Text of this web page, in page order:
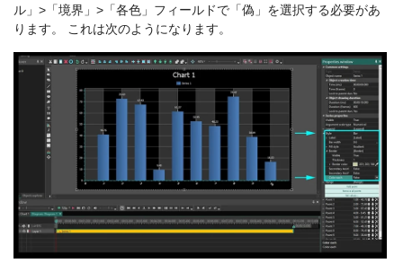
ル」>「境界」>「各色」フィールドで「偽」を選択する必要があ
ります。 これは次のようになります。